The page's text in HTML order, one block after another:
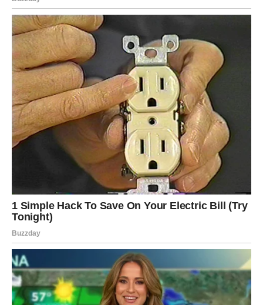
privremenih negativnih emocija ili lošeg ponašanja. Stoga je
važno zadržati otvoren i fleksibilan um i potražiti stručnu
pomoć ako osjećate da vas neko emocionalno iscrpljuje ili
povređuje. Slušajte svoju intuiciju i uvijek stavite sebe na prvo
mjesto kako biste zaštitili svoje zdravlje i sreću.